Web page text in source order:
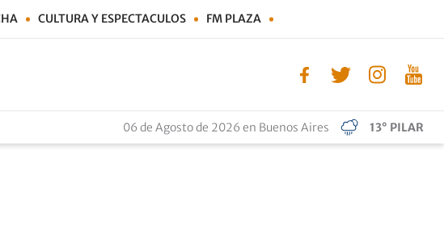
CULTURA Y ESPECTACULOS FM PLAZA
06 de Agosto de 2026 en Buenos Aires 13° PILAR